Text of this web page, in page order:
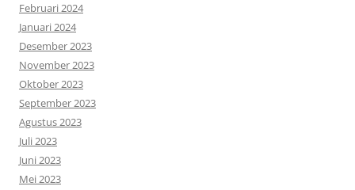
Februari 2024
Januari 2024
Desember 2023
November 2023
Oktober 2023
September 2023
Agustus 2023
Juli 2023
Juni 2023
Mei 2023